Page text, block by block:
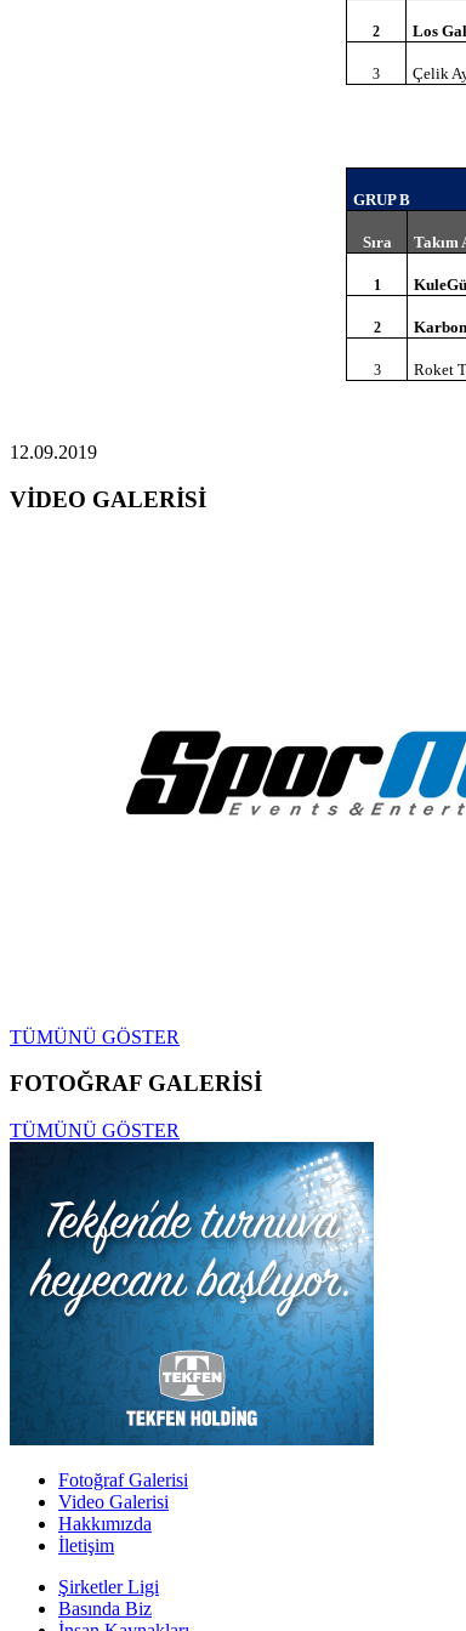
2 Los
3 Çelik
GRUP B
Sıra Takım
1
2
3 Roket
12.09.2019
VİDEO GALERİSİ
TÜMÜNÜ GÖSTER
FOTOĞRAF GALERİSİ
TÜMÜNÜ GÖSTER
Fotoğraf Galerisi
Video Galerisi
Hakkımızda
İletişim
Şirketler Ligi
Basında Biz